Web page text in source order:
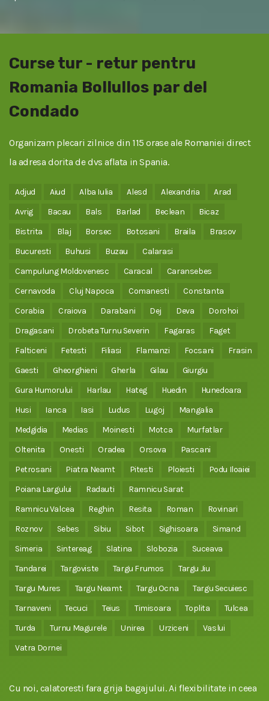
Curse tur - retur pentru
Romania Bollullos par del
Condado
Organizam plecari zilnice din 115 orase ale Romaniei direct
la adresa dorita de dvs aflata in Spania.
Adjud Aiud Alba Iulia Alesd Alexandria
Arad
Avrig
Bacau Bals Barlad Beclean
Bicaz
Bistrita
Blaj Borsec Botosani Braila
Brasov
Bucuresti
Buhusi Buzau
Calarasi
Campulung Moldovenesc
Caracal
Caransebes
Cernavoda
Cluj Napoca Comanesti
Constanta
Corabia
Craiova Darabani Dej Deva
Dorohoi
Dragasani
Drobeta Turnu Severin Fagaras
Faget
Falticeni
Fetesti Filiasi Flamanzi Focsani
Frasin
Gaesti
Gheorghieni Gherla Gilau
Giurgiu
Gura Humorului
Harlau Hateg Huedin
Hunedoara
Husi
Ianca Iasi Ludus Lugoj
Mangalia
Medgidia
Medias Moinesti Motca
Murfatlar
Oltenita
Onesti Oradea Orsova
Pascani
Petrosani
Piatra Neamt Pitesti Ploiesti
Podu Iloaiei
Poiana Largului
Radauti
Ramnicu Sarat
Ramnicu Valcea
Reghin Resita Roman
Rovinari
Roznov
Sebes Sibiu Sibot Sighisoara
Simand
Simeria
Sintereag Slatina Slobozia
Suceava
Tandarei
Targoviste Targu Frumos
Targu Jiu
Targu Mures
Targu Neamt Targu Ocna
Targu Secuiesc
Tarnaveni
Tecuci Teius Timisoara Toplita
Tulcea
Turda
Turnu Magurele Unirea Urziceni
Vaslui
Vatra Dornei
Cu noi, calatoresti fara grija bagajului. Ai flexibilitate in ceea